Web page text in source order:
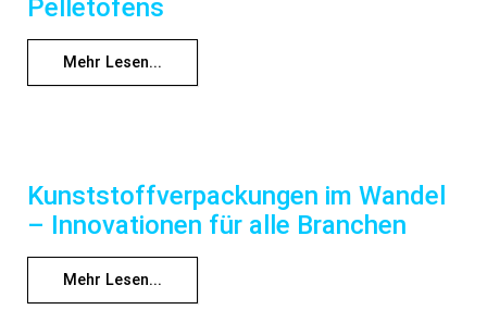
Pelletofens
Mehr Lesen...
Kunststoffverpackungen im Wandel
– Innovationen für alle Branchen
Mehr Lesen...